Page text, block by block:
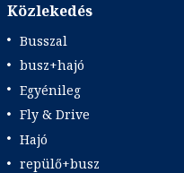
Közlekedés
Busszal
busz+hajó
Egyénileg
Fly & Drive
Hajó
repülő+busz